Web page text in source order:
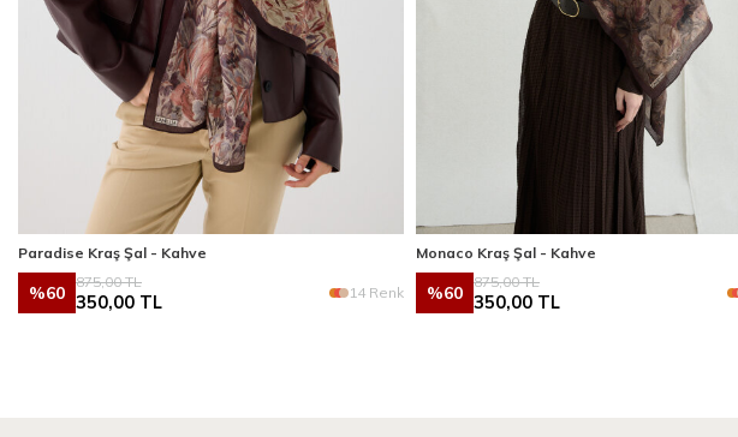
Paradise Kraş Şal - Kahve
%60
875,00TL
350,00 TL 14 Renk
Monaco Kraş Şal - Kahve
%60
875,00TL
350,00 TL